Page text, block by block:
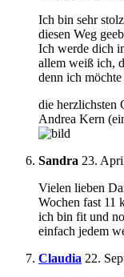
Ich bin sehr
diesen Weg
Ich werde dich
allem weiß ich,
denn ich
die herzlichsten
Andrea Kern
Sandra 23.
Vielen lieben
Wochen fast
ich bin fit und
einfach jedem
Claudia 22.